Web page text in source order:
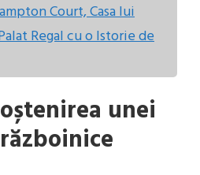
Court, Casa lui
Regal cu o Istorie de
unei